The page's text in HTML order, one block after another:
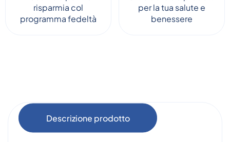
risparmia col
programma fedeltà
per la tua salute e
benessere
Descrizione prodotto